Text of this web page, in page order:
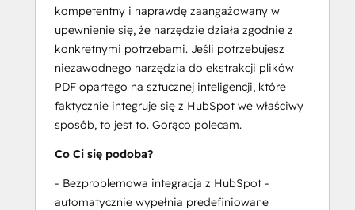
kompetentny i naprawdę zaangażowany w
upewnienie się, że narzędzie działa zgodnie z
konkretnymi potrzebami. Jeśli potrzebujesz
niezawodnego narzędzia do ekstrakcji plików
PDF opartego na sztucznej inteligencji, które
faktycznie integruje się z HubSpot we właściwy
sposób, to jest to. Gorąco polecam.
Co Ci się podoba?
- Bezproblemowa integracja z HubSpot -
automatycznie wypełnia predefiniowane